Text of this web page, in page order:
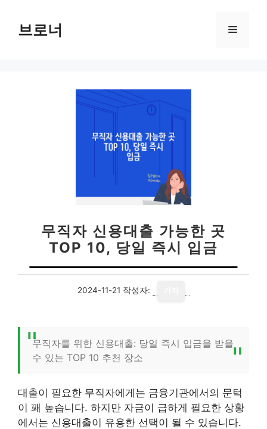
브로너 메
무직자 신용대출 가능한 곳
TOP 10, 당일 즉시 입금
2024-11-21 작성자:
무직자를 위한 신용대출: 당일 즉시 입금을 받을
수 있는 TOP 10 추천 장소
대출이 필요한 무직자에게는 금융기관에서의 문턱
이 꽤 높습니다. 하지만 자금이 급하게 필요한 상황
에서는 신용대출이 유용한 선택이 될 수 있습니다.